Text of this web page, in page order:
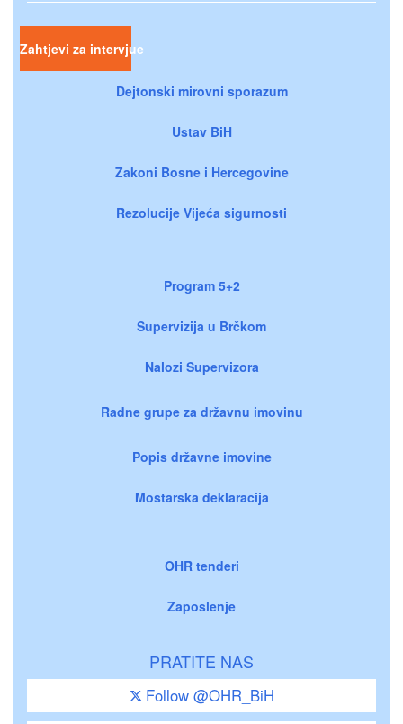
Zahtjevi za intervjue
Dejtonski mirovni sporazum
Ustav BiH
Zakoni Bosne i Hercegovine
Rezolucije Vijeća sigurnosti
Program 5+2
Supervizija u Brčkom
Nalozi Supervizora
Radne grupe za državnu imovinu
Popis državne imovine
Mostarska deklaracija
OHR tenderi
Zaposlenje
PRATITE NAS
Follow @OHR_BiH